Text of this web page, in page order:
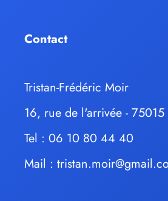
Contact
Tristan-Frédéric Moir
16, rue de l'arrivée - 75015
Tel : 06 10 80 44 40
Mail :